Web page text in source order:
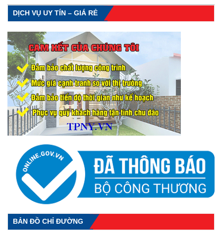
DỊCH VỤ UY TÍN – GIÁ RẺ
BẢN ĐỒ CHỈ ĐƯỜNG